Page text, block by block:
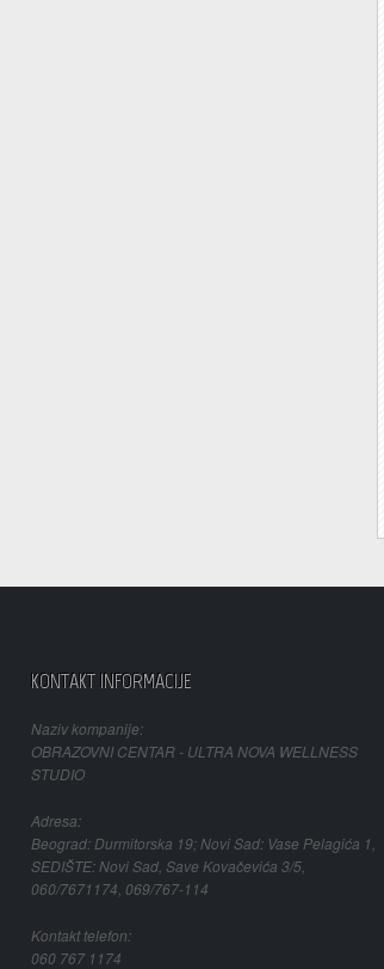
KONTAKT INFORMACIJE
Naziv kompanije:
OBRAZOVNI CENTAR - ULTRA NOVA WELLNESS
STUDIO
Adresa:
Beograd: Durmitorska 19; Novi Sad: Vase Pelagića 1,
SEDIŠTE: Novi Sad, Save Kovačevića 3/5,
060/7671174, 069/767-114
Kontakt telefon:
060 767 1174